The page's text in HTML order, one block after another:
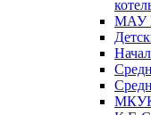
МАУ
МКУК